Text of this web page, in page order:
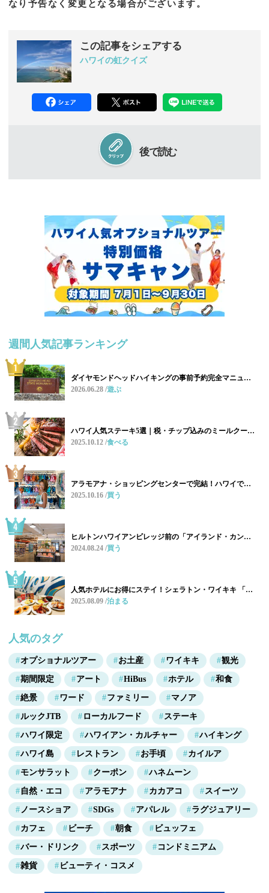
なり予告なく変更となる場合がございます。
この記事をシェアする
ハワイの虹クイズ
後で読む
週間人気記事ランキング
ダイヤモンドヘッドハイキングの事前予約完全マニュ…
2026.06.28 遊ぶ
ハワイ人気ステーキ5選｜税・チップ込みのミールクー…
2025.10.12 食べる
アラモアナ・ショッピングセンターで完結！ハワイで…
2025.10.16 買う
ヒルトンハワイアンビレッジ前の「アイランド・カン…
2024.08.24 買う
人気ホテルにお得にステイ！シェラトン・ワイキキ 「…
2025.08.09 泊まる
人気のタグ
オプショナルツアー お土産 ワイキキ 観光
期間限定 アート HiBus ホテル 和食
絶景 ワード ファミリー マノア
ルックJTB ローカルフード ステーキ
ハワイ限定 ハワイアン・カルチャー ハイキング
ハワイ島 レストラン お手頃 カイルア
モンサラット クーポン ハネムーン
自然・エコ アラモアナ カカアコ スイーツ
ノースショア SDGs アパレル ラグジュアリー
カフェ ビーチ 朝食 ビュッフェ
バー・ドリンク スポーツ コンドミニアム
雑貨 ビューティ・コスメ